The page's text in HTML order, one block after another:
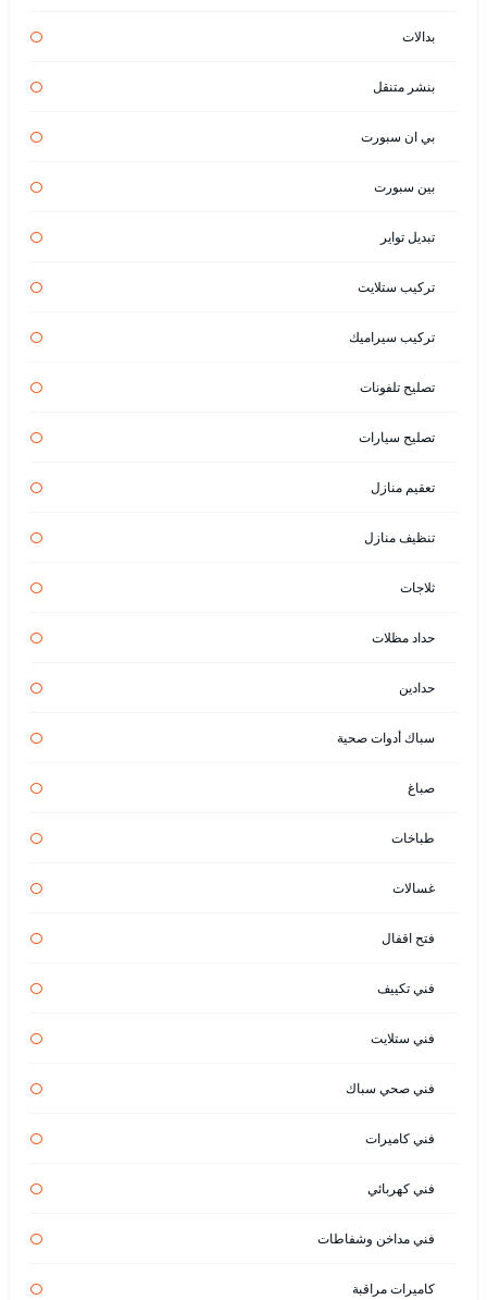
بدالات
بنشر متنقل
بي ان سبورت
بين سبورت
تبديل تواير
تركيب ستلايت
تركيب سيراميك
تصليح تلفونات
تصليح سيارات
تعقيم منازل
تنظيف منازل
ثلاجات
حداد مظلات
حدادين
سباك أدوات صحية
صباغ
طباخات
غسالات
فتح اقفال
فني تكييف
فني ستلايت
فني صحي سباك
فني كاميرات
فني كهربائي
فني مداخن وشفاطات
كاميرات مراقبة